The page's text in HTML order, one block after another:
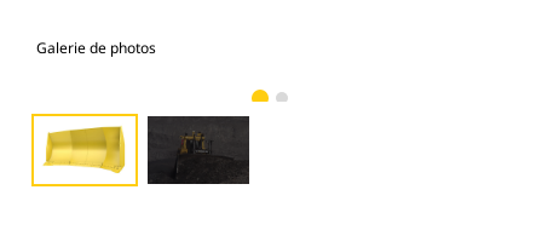
Galerie de photos